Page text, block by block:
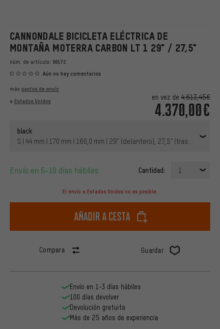
CANNONDALE BICICLETA ELÉCTRICA DE
MONTAÑA MOTERRA CARBON LT 1 29" / 27,5"
núm. de artículo: 96572
Aún no hay comentarios
en vez de 4.613,45€
4.370,00€
más gastos de envío
a Estados Unidos
black
S | 44 mm | 170 mm | 160,0 mm | 29" (delantero), 27,5" (trasero)
Envío en 5-10 días hábiles Cantidad: 1
El envío a Estados Unidos no es posible.
Añadir a cesta
Compara Guardar
Envío en 1-3 días hábiles
100 días devolver
Devolución gratuita
Más de 25 años de experiencia